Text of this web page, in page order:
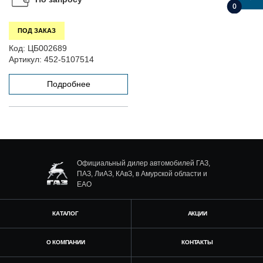
0
ПОД ЗАКАЗ
Код: ЦБ002689
Артикул: 452-5107514
Подробнее
Официальный дилер автомобилей ГАЗ,
ПАЗ, ЛиАЗ, КАвЗ, в Амурской области и
ЕАО
КАТАЛОГ АКЦИИ
О КОМПАНИИ КОНТАКТЫ